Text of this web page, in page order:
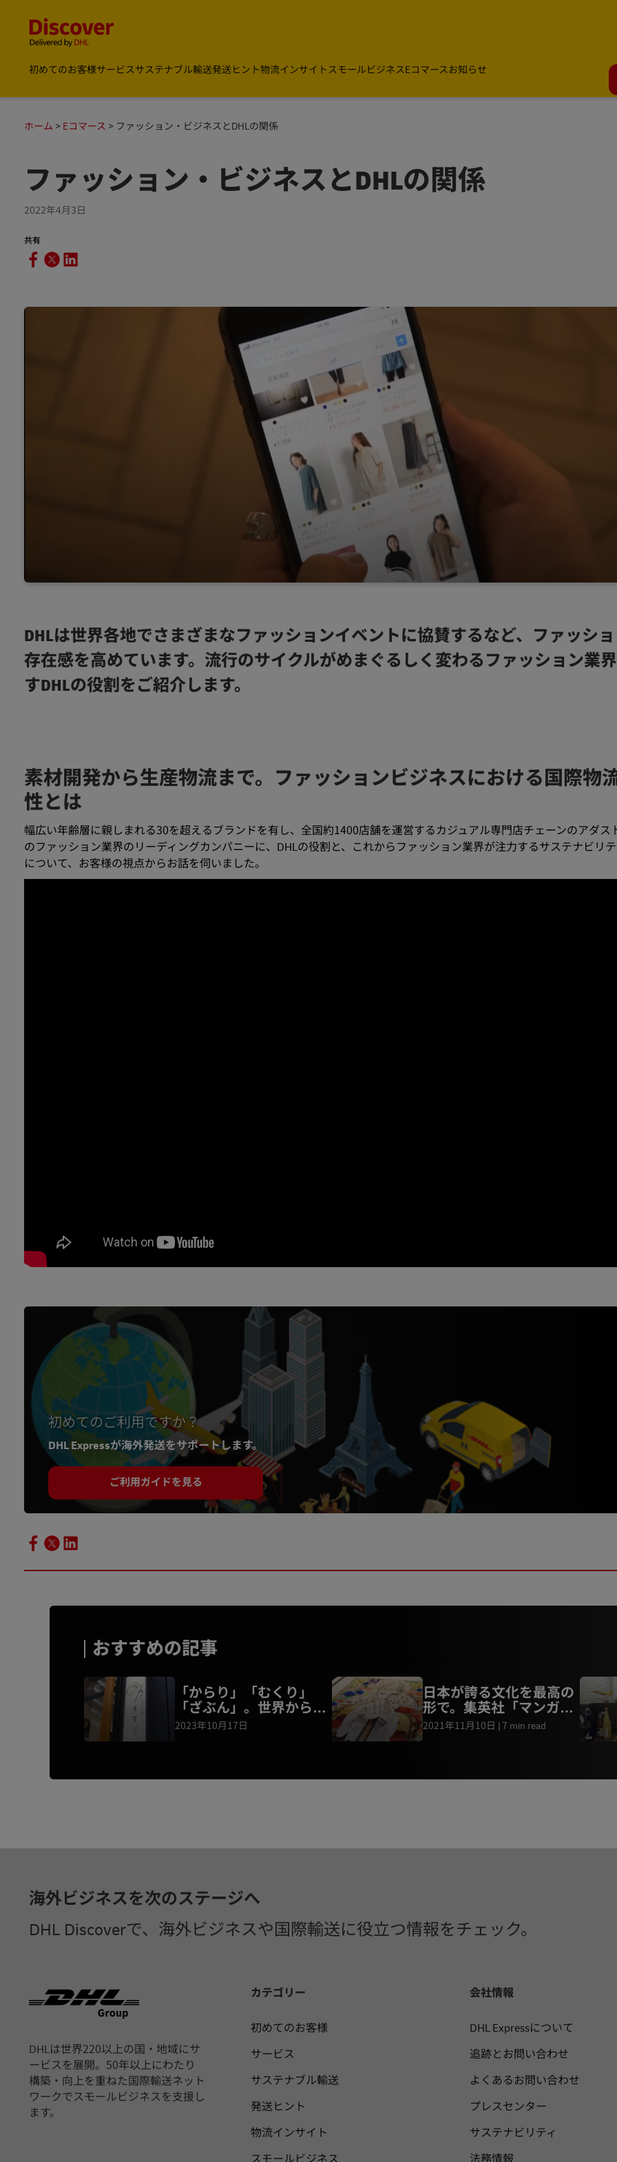
DHL Discover Japan
初めてのお客様サービスサステナブル輸送発送ヒント物流インサイトスモールビジネスEコマースお知らせ
ホーム Eコマース ファッション・ビジネスとDHLの関係
ファッション・ビジネスとDHLの関係
2022年4月3日
共有
DHLは世界各地でさまざまなファッションイベントに協賛するなど、ファッシ
存在感を高めています。流行のサイクルがめまぐるしく変わるファッション業
すDHLの役割をご紹介します。
素材開発から生産物流まで。ファッションビジネスにおける国際物
性とは
幅広い年齢層に親しまれる30を超えるブランドを有し、全国約1400店舗を運営するカジュアル専門店チェーンのアダス
のファッション業界のリーディングカンパニーに、DHLの役割と、これからファッション業界が注力するサステナビリ
について、お客様の視点からお話を伺いました。
初めてのご利用ですか？
DHL Expressが海外発送をサポートします。
ご利用ガイドを見る
おすすめの記事
「からり」「むくり」
「ざぶん」。世界から愛
される文具店の、不思議
2023年10月17日
日本が誇る文化を最高の
形で。集英社「マンガア
ート」を世界へ
2021年11月10日 7 min read
DHLは世界220以上の国・地域にサ
ービスを展開。50年以上にわたり
構築・向上を重ねた国際輸送ネット
ワークでスモールビジネスを支援し
ます。
海外ビジネスを次のステージへ
DHL Discoverで、海外ビジネスや国際輸送に役立つ情報をチェック。
カテゴリー
初めてのお客様
サービス
サステナブル輸送
発送ヒント
物流インサイト
会社情報
DHL Expressについて
追跡とお問い合わせ
よくあるお問い合わせ
プレスセンター
サステナビリティ